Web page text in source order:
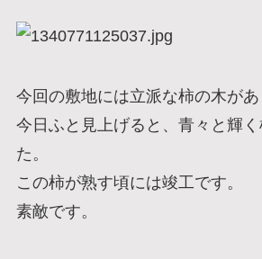
今回の敷地には立派な柿の木があ
今日ふと見上げると、青々と輝
た。
この柿が熟す頃には竣工です。
素敵です。